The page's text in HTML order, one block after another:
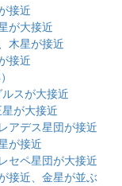
接近
が大接近
木星が接近
接近
スが大接近
が大接近
アデス星団が接近
が接近
セペ星団が大接近
接近、金星が並ぶ